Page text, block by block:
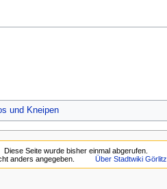
und Kneipen
Diese Seite wurde bisher einmal abgerufen.
anders angegeben.
Über Stadtwiki Görlitz